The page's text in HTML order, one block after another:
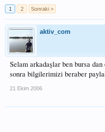
1 2 Sonraki >
aktiv_com
Selam arkadaşlar ben bursa dan
sonra bilgilerimizi beraber
21 Ekim 2006